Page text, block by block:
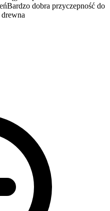
Bardzo dobra przyczepność do